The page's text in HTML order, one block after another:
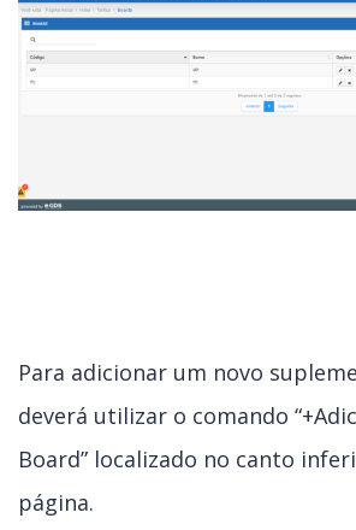
Para adicionar um novo
deverá utilizar o comando
Board” localizado no canto
página.